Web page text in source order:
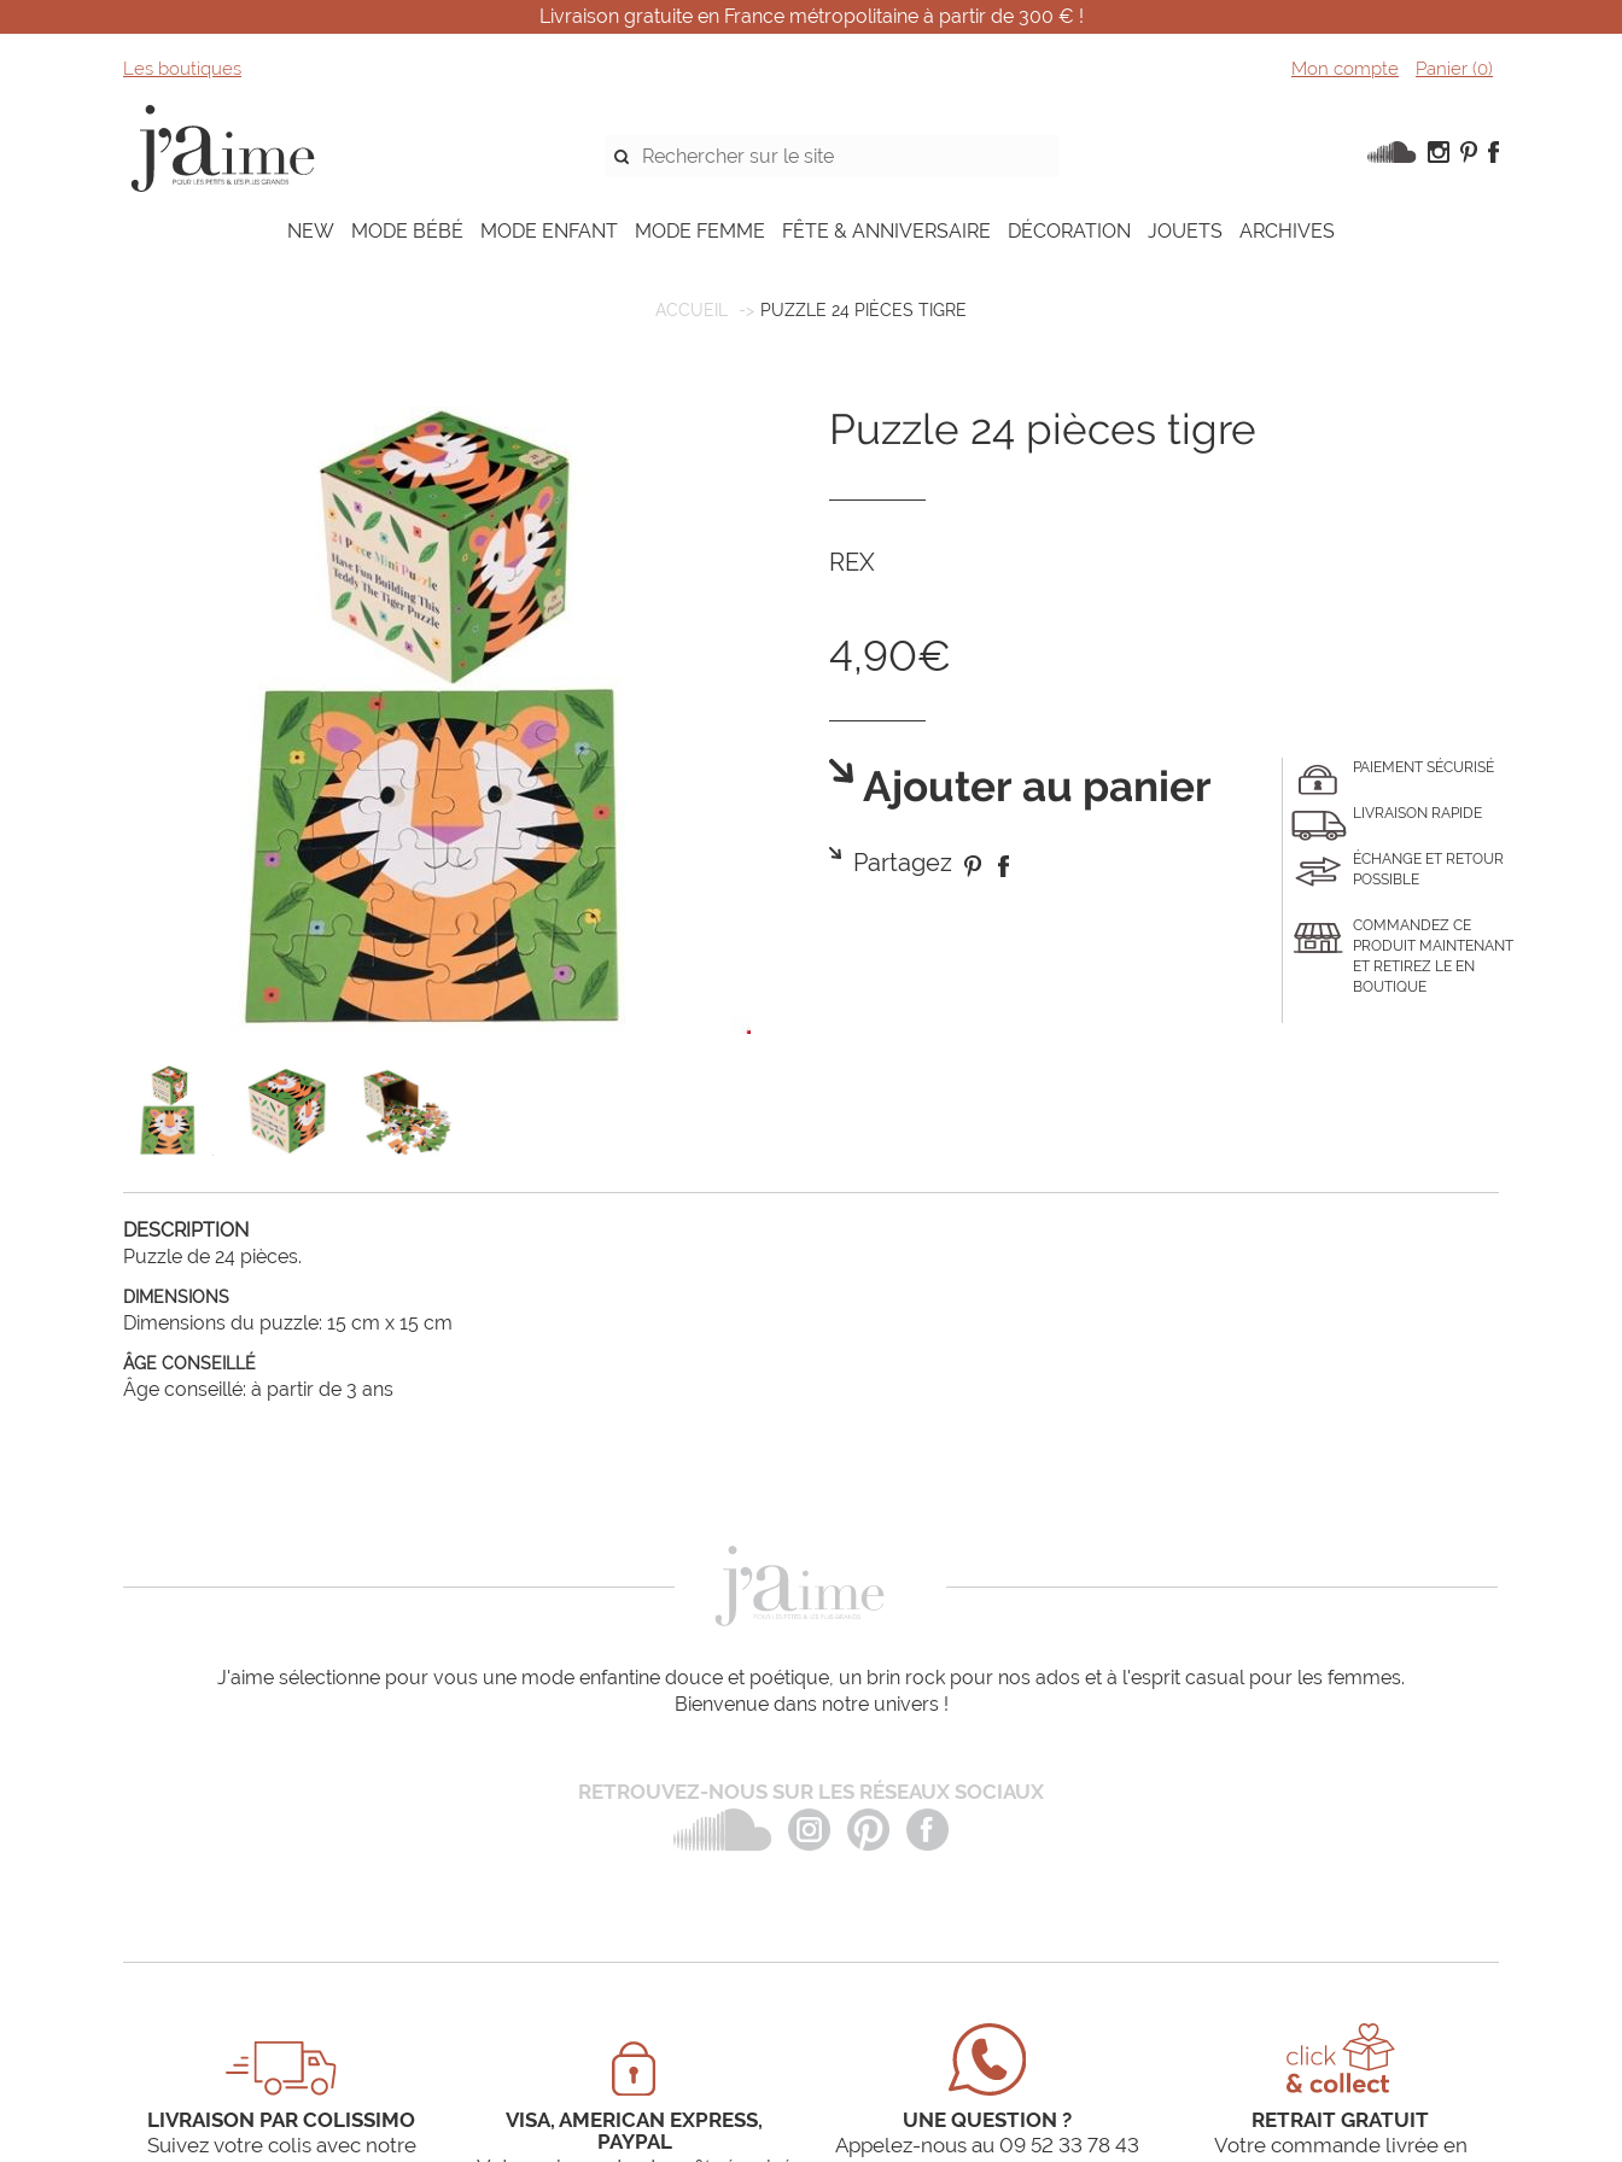
Livraison gratuite en France métropolitaine à partir de 300 € !
Les boutiques Mon compte Panier (0)
NEW MODE BÉBÉ MODE ENFANT MODE FEMME FÊTE & ANNIVERSAIRE DÉCORATION JOUETS ARCHIVES
ACCUEIL PUZZLE 24 PIÈCES TIGRE
puzzle 24 pièces tigre
REX
4,90€
Ajouter au panier
Partagez
PAIEMENT SÉCURISÉ
LIVRAISON RAPIDE
ÉCHANGE ET RETOUR
POSSIBLE
COMMANDEZ CE
PRODUIT MAINTENANT
ET RETIREZ LE EN
BOUTIQUE
DESCRIPTION
Puzzle de 24 pièces.
DIMENSIONS
Dimensions du puzzle: 15 cm x 15 cm
ÂGE CONSEILLÉ
Âge conseillé: à partir de 3 ans
J'aime sélectionne pour vous une mode enfantine douce et poétique, un brin rock pour nos ados et à l'esprit casual pour les femmes.
Bienvenue dans notre univers !
RETROUVEZ-NOUS SUR LES RÉSEAUX SOCIAUX
LIVRAISON PAR COLISSIMO
Suivez votre colis avec notre
VISA, AMERICAN EXPRESS,
PAYPAL
UNE QUESTION ?
Appelez-nous au 09 52 33 78 43
RETRAIT GRATUIT
Votre commande livrée en